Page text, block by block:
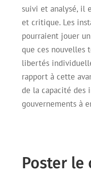
suivi et analysé, il
et critique. Les
pourraient jouer
que ces nouvelles
libertés
rapport à cette
de la capacité des
gouvernements à
Poster le